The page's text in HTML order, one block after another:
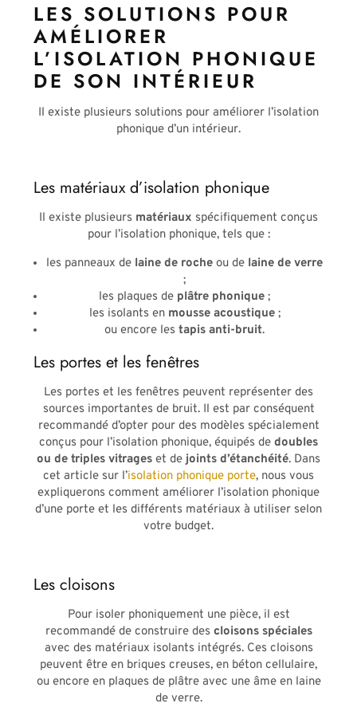
LES SOLUTIONS POUR
AMÉLIORER
L’ISOLATION PHONIQUE
DE SON INTÉRIEUR
Il existe plusieurs solutions pour améliorer l’isolation
phonique d’un intérieur.
Les matériaux d’isolation phonique
Il existe plusieurs matériaux spécifiquement conçus
pour l’isolation phonique, tels que :
les panneaux de laine de roche ou de laine de verre
;
les plaques de plâtre phonique ;
les isolants en mousse acoustique;
ou encore les tapis anti-bruit.
Les portes et les fenêtres
Les portes et les fenêtres peuvent représenter des
sources importantes de bruit. Il est par conséquent
recommandé d’opter pour des modèles spécialement
conçus pour l’isolation phonique, équipés de doubles
ou de triples vitrages et de joints d’étanchéité. Dans
cet article sur l’isolation phonique porte, nous vous
expliquerons comment améliorer l’isolation phonique
d’une porte et les différents matériaux à utiliser selon
votre budget.
Les cloisons
Pour isoler phoniquement une pièce, il est
recommandé de construire des cloisons spéciales
avec des matériaux isolants intégrés. Ces cloisons
peuvent être en briques creuses, en béton cellulaire,
ou encore en plaques de plâtre avec une âme en laine
de verre.